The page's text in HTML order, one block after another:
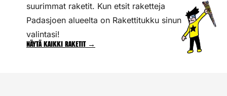
suurimmat raketit. Kun etsit raketteja
Padasjoen alueelta on Rakettitukku sinun
valintasi!
Näytä kaikki raketit →